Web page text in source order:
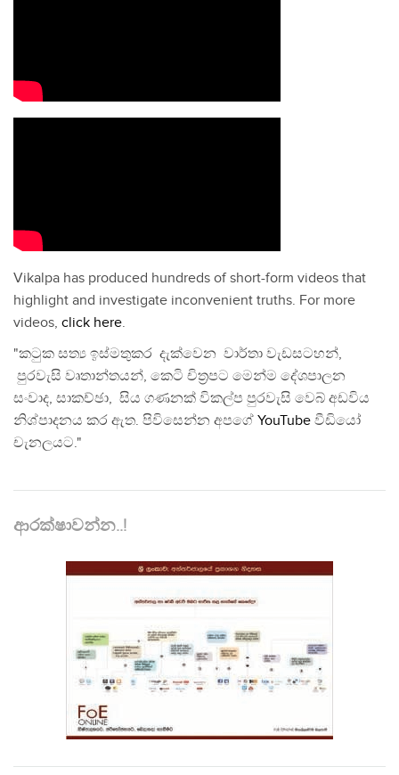
Vikalpa has produced hundreds of short-form videos that
highlight and investigate inconvenient truths. For more
videos, click here.
"කටුක සත්‍ය ඉස්මතුකර දැක්වෙන වාර්තා වැඩසටහන්,
පුරවැසි වෘතාන්තයන්, කෙටි චිත්‍රපට මෙන්ම දේශපාලන
සංවාද, සාකච්ඡා, සිය ගණනක් විකල්ප පුරවැසි වෙබ් අඩවිය
නිශ්පාදනය කර ඇත. පිවිසෙන්න අපගේ YouTube වීඩියෝ
චැනලයට."
ආරක්ෂාවන්න..!